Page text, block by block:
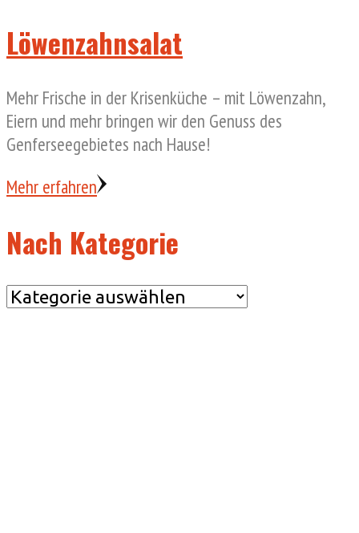
Löwenzahnsalat
Mehr Frische in der Krisenküche – mit Löwenzahn,
Eiern und mehr bringen wir den Genuss des
Genferseegebietes nach Hause!
Mehr erfahren
Nach Kategorie
Nach